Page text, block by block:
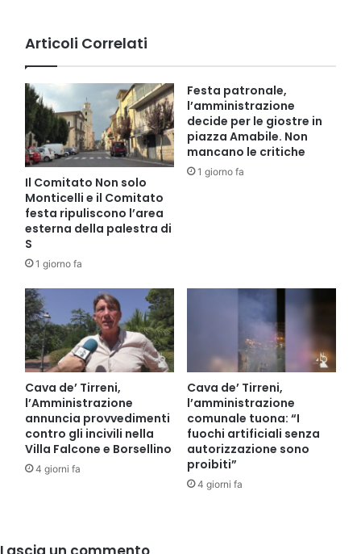
Articoli Correlati
Il Comitato Non solo
Monticelli e il Comitato
festa ripuliscono l’area
esterna della palestra di
S
1 giorno fa
Festa patronale,
l’amministrazione
decide per le giostre in
piazza Amabile. Non
mancano le critiche
1 giorno fa
Cava de’ Tirreni,
l’Amministrazione
annuncia provvedimenti
contro gli incivili nella
Villa Falcone e Borsellino
4 giorni fa
Cava de’ Tirreni,
l’amministrazione
comunale tuona: “I
fuochi artificiali senza
autorizzazione sono
proibiti”
4 giorni fa